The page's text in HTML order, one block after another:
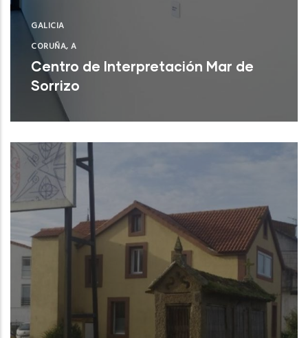
GALICIA
CORUÑA, A
Centro de Interpretación Mar de
Sorrizo
Arteixo (A Coruña)